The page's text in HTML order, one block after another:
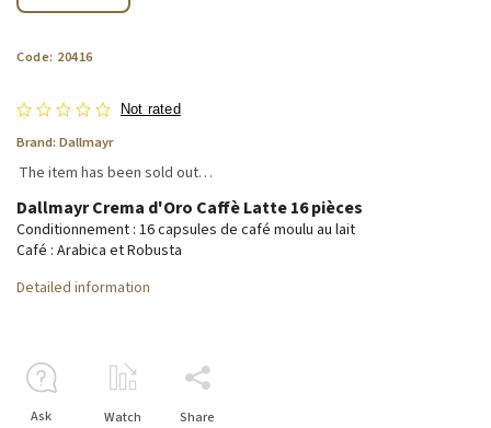
Code: 20416
Not rated
Brand: Dallmayr
The item has been sold out…
Dallmayr Crema d'Oro Caffè Latte 16 pièces
Conditionnement : 16 capsules de café moulu au lait
Café : Arabica et Robusta
Detailed information
Ask Watch Share